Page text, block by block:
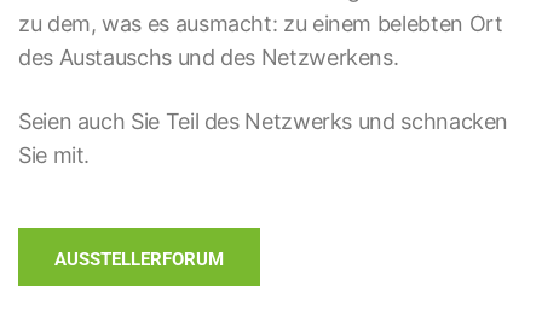
zu dem, was es ausmacht: zu einem belebten Ort
des Austauschs und des Netzwerkens.
Seien auch Sie Teil des Netzwerks und schnacken
Sie mit.
AUSSTELLERFORUM